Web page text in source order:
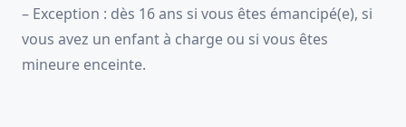
– Exception : dès 16 ans si vous êtes émancipé(e), si
vous avez un enfant à charge ou si vous êtes
mineure enceinte.